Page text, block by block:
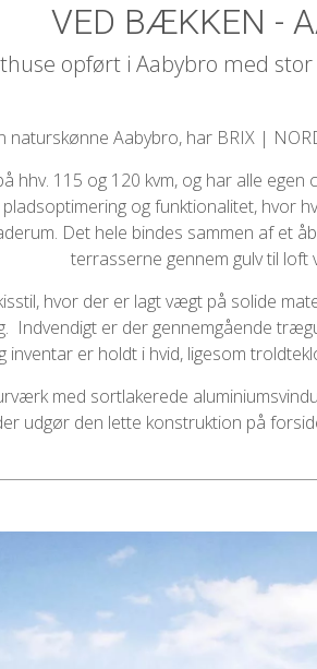
VED BÆKKEN -
opført i Aabybro med
naturskønne Aabybro, har BRIX |
hhv. 115 og 120 kvm, og har alle
og funktionalitet, hvor
Det hele bindes sammen af et
terrasserne gennem gulv til loft
hvor der er lagt vægt på solide
Indvendigt er der gennemgående
inventar er holdt i hvid, ligesom
med sortlakerede
udgør den lette konstruktion på